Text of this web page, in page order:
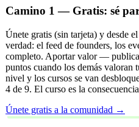
Camino 1 — Gratis: sé
Únete gratis (sin tarjeta) y desde
verdad: el feed de founders, los
completo. Aportar valor —
puntos cuando los demás valoran
nivel y los cursos se van
4 de 9. El curso es la
Únete gratis a la comunidad →